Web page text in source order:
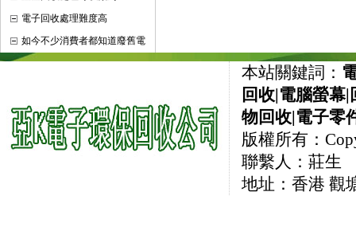
電子回收處理難度高
如今不少消費者都知道廢舊電
本站關鍵詞：
回收|電腦螢幕|
物回收|電子零
版權所有：
聯繫人：莊生
地址：香港 觀